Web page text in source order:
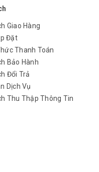
Giao Hàng
Đặt
Thanh Toán
Bảo Hành
Đổi Trả
Dịch Vụ
Thu Thập Thông Tin